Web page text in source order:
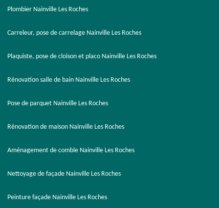
Plombier Nainville Les Roches
Carreleur, pose de carrelage Nainville Les Roches
Plaquiste, pose de cloison et placo Nainville Les Roches
Rénovation salle de bain Nainville Les Roches
Pose de parquet Nainville Les Roches
Rénovation de maison Nainville Les Roches
Aménagement de comble Nainville Les Roches
Nettoyage de façade Nainville Les Roches
Peinture façade Nainville Les Roches